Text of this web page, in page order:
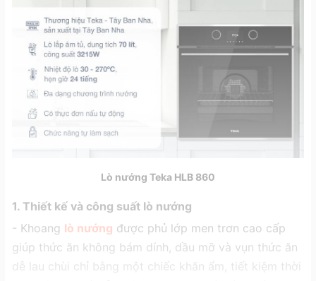
Lò nướng Teka HLB 860
1. Thiết kế và công suất lò nướng
- Khoang lò nướng được phủ lớp men trơn cao cấp
giúp thức ăn không bám dính, dầu mỡ và vụn thức ăn
dễ lau chùi chỉ bằng một chiếc khăn ẩm, tiết kiệm thời